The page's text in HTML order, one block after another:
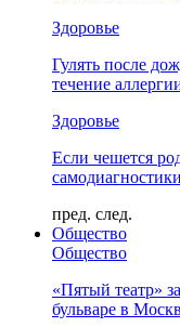
Здоровье
Гулять после
течение
Здоровье
Если чешется
пред. след.
Общество
Общество
«Пятый театр»
бульваре в